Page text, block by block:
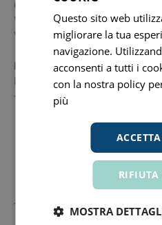
Conservare al riparo da fonti di
Validità a confezionamento
Validità post-apertura: 6 mesi.
Formato
Flacone da 50 ml.
Sede Legale: Via
+39029622799 Fax:
Tutti i prezzi includono l'IVA -
Questo sito web
migliorare la tua
navigazione.
acconsenti a tutti i
con la nostra policy
più
RIFIUTA
MOSTRA